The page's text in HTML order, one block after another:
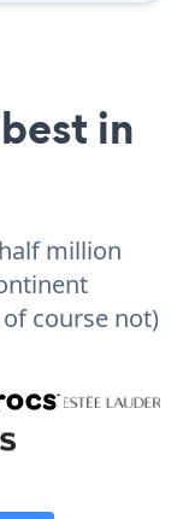
in
million
course not)